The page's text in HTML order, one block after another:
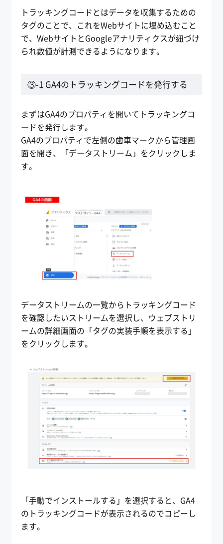
トラッキングコードとはデータを収集するための
タグのことで、これをWebサイトに埋め込むこと
で、WebサイトとGoogleアナリティクスが紐づけ
られ数値が計測できるようになります。
③-1 GA4のトラッキングコードを発行する
まずはGA4のプロパティを開いてトラッキングコ
ードを発行します。
GA4のプロパティで左側の歯車マークから管理画
面を開き、「データストリーム」をクリックしま
す。
データストリームの一覧からトラッキングコード
を確認したいストリームを選択し、ウェブストリ
ームの詳細画面の「タグの実装手順を表示する」
をクリックします。
「手動でインストールする」を選択すると、GA4
のトラッキングコードが表示されるのでコピーし
ます。